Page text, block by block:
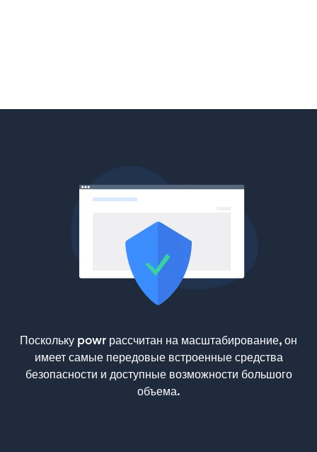
Поскольку powr рассчитан на масштабирование, он
имеет самые передовые встроенные средства
безопасности и доступные возможности большого
объема.